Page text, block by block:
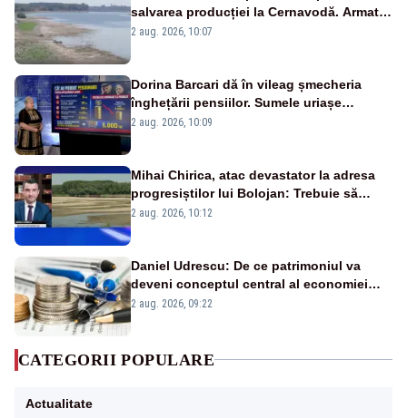
salvarea producției la Cernavodă. Armata
va detona o stâncă și va devia apa
2 aug. 2026, 10:07
Dorina Barcari dă în vileag șmecheria
înghețării pensiilor. Sumele uriașe
pierdute de fiecare român
2 aug. 2026, 10:09
Mihai Chirica, atac devastator la adresa
progresiștilor lui Bolojan: Trebuie să
protejăm și natura, dar nu șținem omaneii
2 aug. 2026, 10:12
Daniel Udrescu: De ce patrimoniul va
deveni conceptul central al economiei
viitoare?
2 aug. 2026, 09:22
CATEGORII POPULARE
Actualitate